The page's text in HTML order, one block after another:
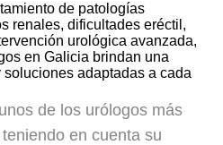
de patologías
renales, dificultades eréctil,
urológica avanzada,
en Galicia brindan una
adaptadas a cada
de los urólogos más
en cuenta su